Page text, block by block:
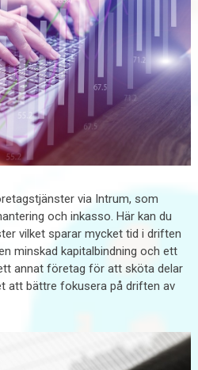
via Intrum, som
och inkasso. Här kan du
vilket sparar mycket tid i driften
minskad kapitalbindning och ett
annat företag för att sköta delar
att bättre fokusera på driften av